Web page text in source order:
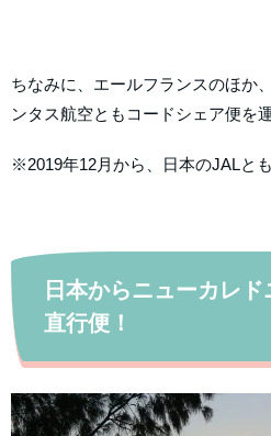
ちなみに、エールフランスのほか
ンタス航空ともコードシェア便を
※2019年12月から、日本のJALと
日本からニューカレ
直行便！